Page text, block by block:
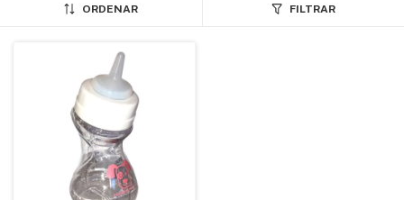
ORDENAR FILTRAR